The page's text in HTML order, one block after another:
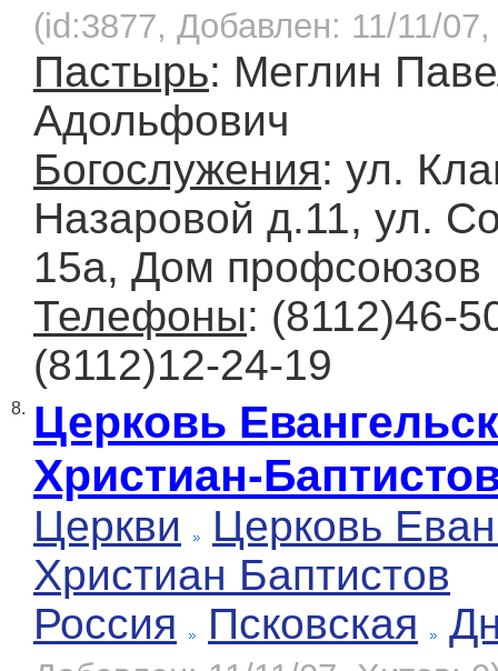
(id:3877, Добавлен: 11/11/
Пастырь: Меглин
Адольфович
Богослужения: ул.
Назаровой д.11, ул.
15а, Дом профсоюзов
Телефоны: (8112)46-
(8112)12-24-19
8. Церковь
Христиан-
Церкви
Церковь
Христиан Баптистов
Россия
Псковская